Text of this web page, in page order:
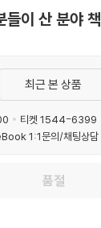
들이 산 분야 책
품절
최근 본 상품
티켓 1544-6399
1:1문의/채팅상담
개인정보처리방침